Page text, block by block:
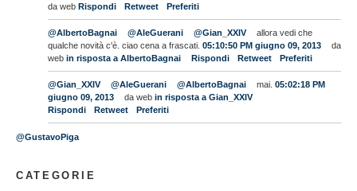
da web Rispondi Retweet Preferiti
@AlbertoBagnai @AleGuerani @Gian_XXIV
allora vedi che
qualche novità c'è. ciao cena a frascati. 05:10:50 PM giugno 09, 2013
da
web in risposta a AlbertoBagnai Rispondi Retweet Preferiti
@Gian_XXIV @AleGuerani @AlbertoBagnai mai. 05:02:18 PM
giugno 09, 2013
da web in risposta a Gian_XXIV
Rispondi
Retweet Preferiti
@GustavoPiga
CATEGORIE